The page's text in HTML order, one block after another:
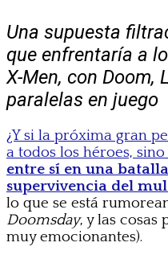
Una supuesta
que enfrentaría a
X-Men, con Doom,
paralelas en juego
¿Y si la próxima gran
a todos los héroes,
entre sí en una
supervivencia del
lo que se está
Doomsday, y las cosas
muy emocionantes).